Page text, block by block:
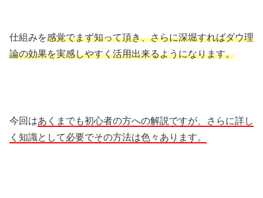
仕組みを感覚でまず知って頂き、さらに深堀すればダウ理
論の効果を実感しやすく活用出来るようになります。
今回はあくまでも初心者の方への解説ですが、さらに詳し
く知識として必要でその方法は色々あります。